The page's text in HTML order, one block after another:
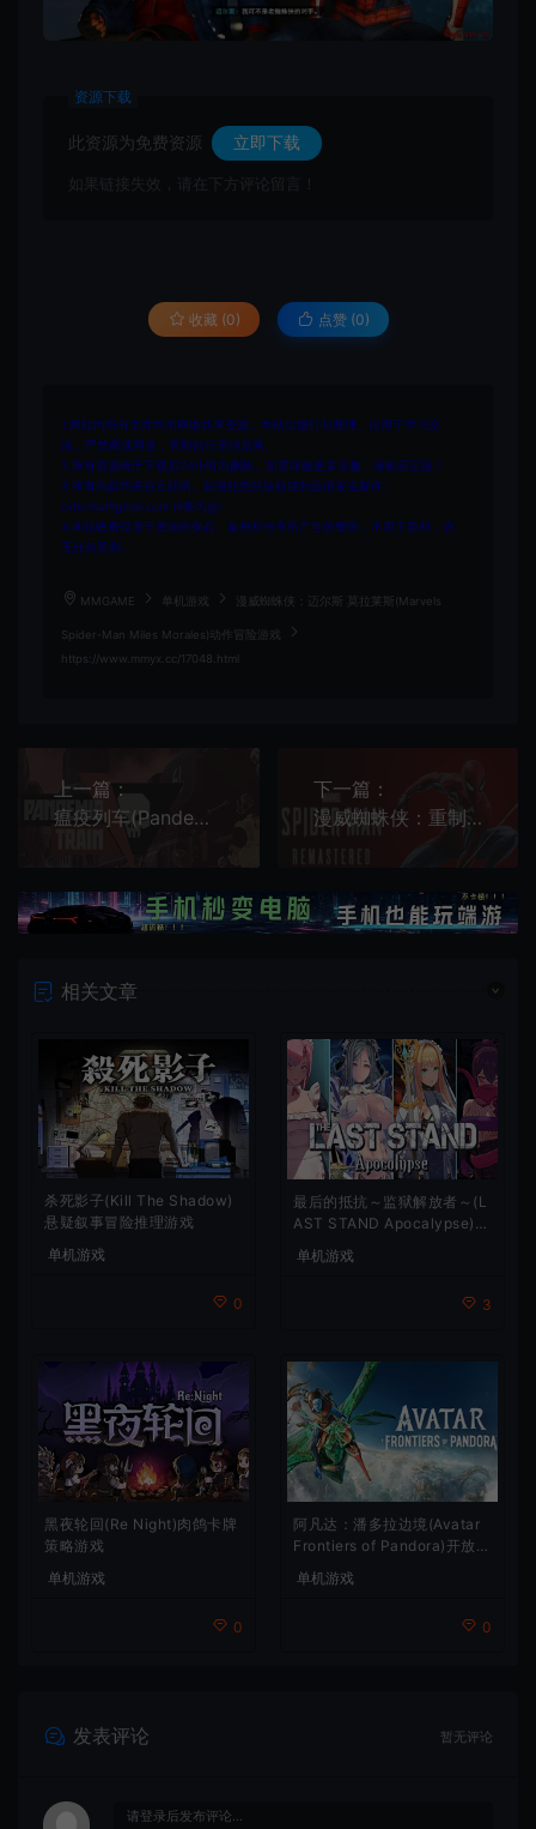
资源下载
此资源为免费资源 立即下载
如果链接失效，请在下方评论留言！
收藏 (0) 点赞 (0)
1.网站内所有文件均为网络共享资源，本站仅做打包整理。仅用于学习交
流，严禁商业用途，否则自行承担后果。
2.所有资源请于下载后24小时内删除。如需体验更多乐趣，请购买正版！
3.所有内容均来自互联网。如侵犯您的版权或利益请发送邮件：
cvformat#gmail.com (#换为@)
4.本站收费仅用于资源的保存、备份和分享所产生的费用，不用于盈利，亦
无任何盈利。
MMGAME 单机游戏 漫威蜘蛛侠：迈尔斯 莫拉莱斯(Marvels
Spider-Man Miles Morales)动作冒险游戏
https://www.mmyx.cc/17048.html
上一篇：
瘟疫列车(Pandemic Train)简中|PC|ACT|Roguelik策略元素生存游戏
下一篇：
漫威蜘蛛侠：重制版(Marvels Spider-Man Remastered)开放世界动作游戏
相关文章
杀死影子(Kill The Shadow)
悬疑叙事冒险推理游戏
单机游戏
0
最后的抵抗～监狱解放者～(L
AST STAND Apocalypse)卡
通动作幸存者游戏
单机游戏
3
黑夜轮回(Re Night)肉鸽卡牌
策略游戏
单机游戏
0
阿凡达：潘多拉边境(Avatar
Frontiers of Pandora)开放世
单机游戏
0
发表评论 暂无评论